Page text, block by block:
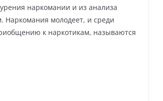
наркомании и из анализа
Наркомания молодеет, и среди
к наркотикам, называются